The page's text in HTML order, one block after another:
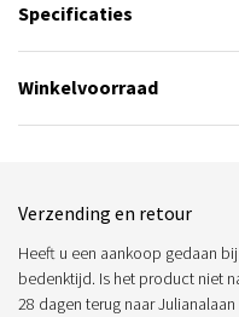
Specificaties
Winkelvoorraad
Verzending en retour
Heeft u een aankoop gedaan
bedenktijd. Is het product niet
28 dagen terug naar